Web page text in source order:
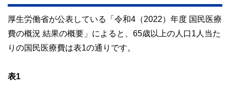
厚生労働省が公表している「令和4（2022）年度 国民医療
費の概況 結果の概要」によると、65歳以上の人口1人当た
りの国民医療費は表1の通りです。
表1